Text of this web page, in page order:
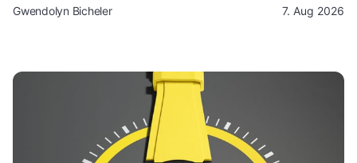
Gwendolyn Bicheler 7. Aug 2026